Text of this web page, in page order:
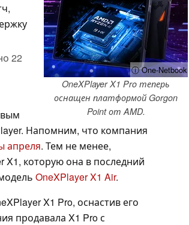
ⓘ One-Netbook
OneXPlayer X1 Pro теперь
оснащен платформой Gorgon
Point от AMD.
22
Напомним, что компания
апреля. Тем не менее,
X1, которую она в последний
OneXPlayer X1 Air.
X1 Pro, оснастив его
продавала X1 Pro с